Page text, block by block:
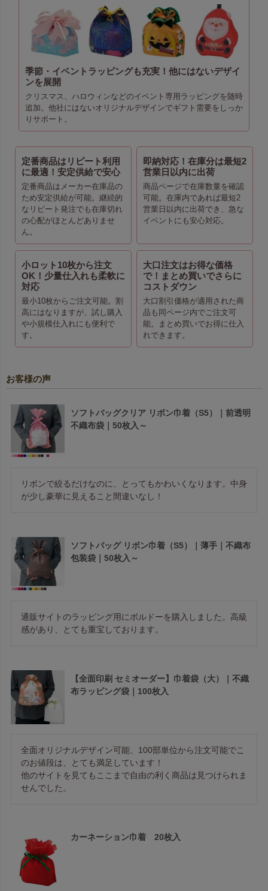
季節・イベントラッピングも充実！他にはないデザイ
ンを展開
クリスマス、ハロウィンなどのイベント専用ラッピングを随時
追加。他社にはないオリジナルデザインでギフト需要をしっか
りサポート。
定番商品はリピート利用
に最適！安定供給で安心
定番商品はメーカー在庫品の
ため安定供給が可能。継続的
なリピート発注でも在庫切れ
の心配がほとんどありませ
ん。
即納対応！在庫分は最短2
営業日以内に出荷
商品ページで在庫数量を確認
可能。在庫内であれば最短2
営業日以内に出荷でき、急な
イベントにも安心対応。
小ロット10枚から注文
OK！少量仕入れも柔軟に
対応
最小10枚からご注文可能。割
高にはなりますが、試し購入
や小規模仕入れにも便利で
す。
大口注文はお得な価格
で！まとめ買いでさらに
コストダウン
大口割引価格が適用された商
品も同ページ内でご注文可
能。まとめ買いでお得に仕入
れできます。
お客様の声
ソフトバッグクリア リボン巾着（S5）｜前透明
不織布袋｜50枚入～
リボンで絞るだけなのに、とってもかわいくなります。中身
が少し豪華に見えること間違いなし！
ソフトバッグ リボン巾着（S5）｜薄手｜不織布
包装袋｜50枚入～
通販サイトのラッピング用にボルドーを購入しました。高級
感があり、とても重宝しております。
【全面印刷 セミオーダー】巾着袋（大）｜不織
布ラッピング袋｜100枚入
全面オリジナルデザイン可能、100部単位から注文可能でこ
のお値段は、とても満足しています！
他のサイトを見てもここまで自由の利く商品は見つけられま
せんでした。
カーネーション巾着 20枚入